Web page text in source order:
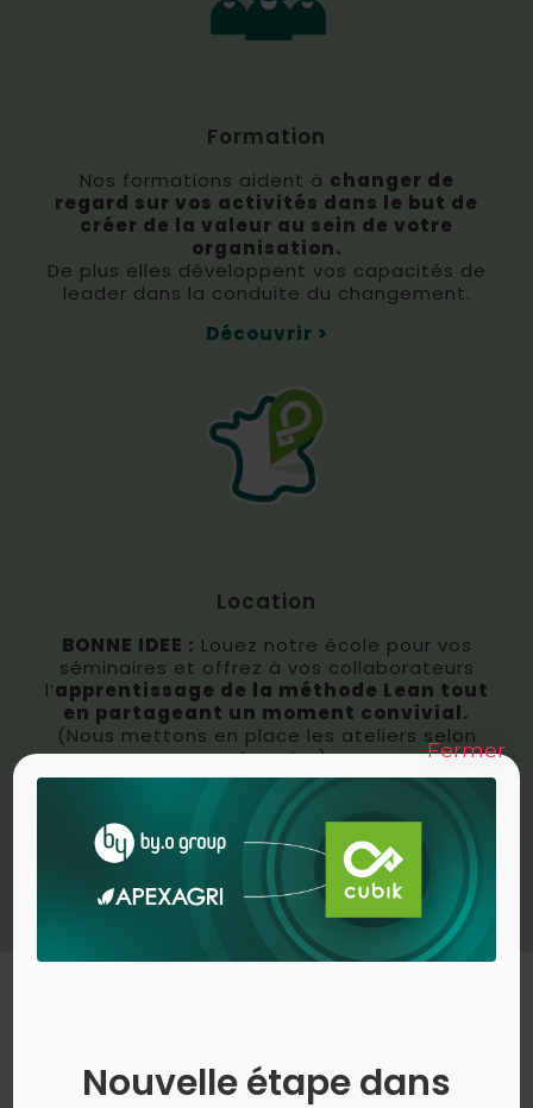
Formation
Nos formations aident à changer de
regard sur vos activités dans le but de
créer de la valeur au sein de votre
organisation.
De plus elles développent vos capacités de
leader dans la conduite du changement.
Découvrir >
Location
BONNE IDEE : Louez notre école pour vos
séminaires et offrez à vos collaborateurs
l’apprentissage de la méthode Lean tout
en partageant un moment convivial.
(Nous mettons en place les ateliers selon
vos besoins).
En savoir plus >
Nouvelle étape dans
Fermer